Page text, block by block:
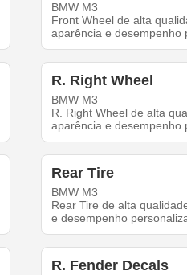
BMW M3
Front Wheel de alta
aparência e desempenho
R. Right Wheel
BMW M3
R. Right Wheel de alta
aparência e desempenho
Rear Tire
BMW M3
Rear Tire de alta
e desempenho
R. Fender Decals